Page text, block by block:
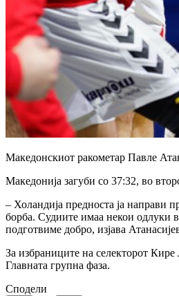
Македонскиот ракометар Павле
Македонија загуби со 37:32, во
– Холандија предноста ја направи
борба. Судиите имаа некои одлуки
подготвиме добро, изјава
За избраниците на селекторот
Главната групна фаза.
Сподели